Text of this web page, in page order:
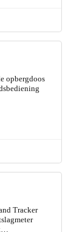
opbergdoos
Tracker